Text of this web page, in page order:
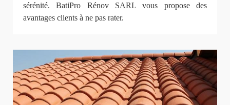
sérénité. BatiPro Rénov SARL vous propose des
avantages clients à ne pas rater.